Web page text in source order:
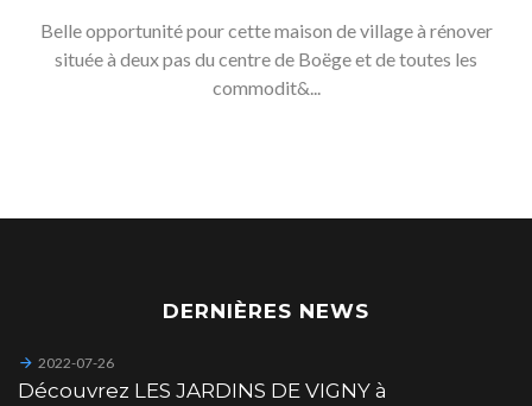
Belle opportunité pour cette maison de village à rénover
située à deux pas du centre de Boëge et de toutes les
commodit&...
DERNIÈRES NEWS
2022-07-26
Découvrez LES JARDINS DE VIGNY à